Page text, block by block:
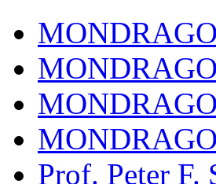
Prof. Peter F.